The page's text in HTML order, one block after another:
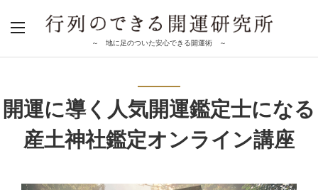
～ 地に足のついた安心できる開運術 ～
開運に導く人気開運鑑定士になる
産土神社鑑定オンライン講座